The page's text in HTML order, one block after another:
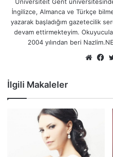
İngilizce, Almanca ve Türkçe
yazarak başladığım gazetecilik
devam ettirmekteyim.
2004 yılından beri
İlgili Makaleler